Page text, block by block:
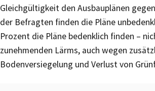
Gleichgültigkeit den Ausbauplänen
der Befragten finden die Pläne
Prozent die Pläne bedenklich finden –
zunehmenden Lärms, auch wegen
Bodenversiegelung und Verlust von